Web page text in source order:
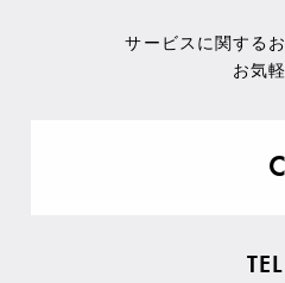
サービスに関する
お気